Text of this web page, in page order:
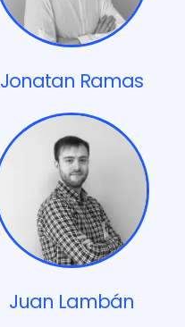
Jonatan Ramas
Juan Lambán